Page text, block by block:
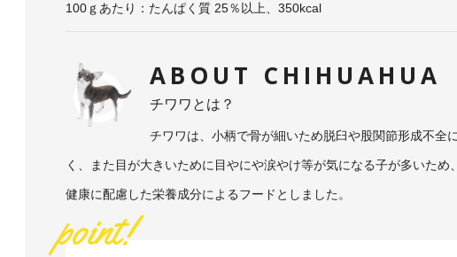
100ｇあたり：たんぱく質 25％以上、350kcal
ABOUT CHIHUAHUA
チワワとは？
チワワは、小柄で骨が細いため脱臼や股関節形成不全
く、また目が大きいために目やにや涙やけ等が気になる子が多いため
健康に配慮した栄養成分によるフードとしました。
point!